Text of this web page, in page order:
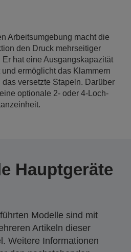
Arbeitsumgebung macht die
den Druck mehrseitiger
Er hat eine Ausgangskapazität
ermöglicht das Klammern
versetzte Stapeln. Darüber
optionale 2- oder 4-Loch-
Hauptgeräte
Modelle sind mit
Artikeln dieser
Weitere Informationen